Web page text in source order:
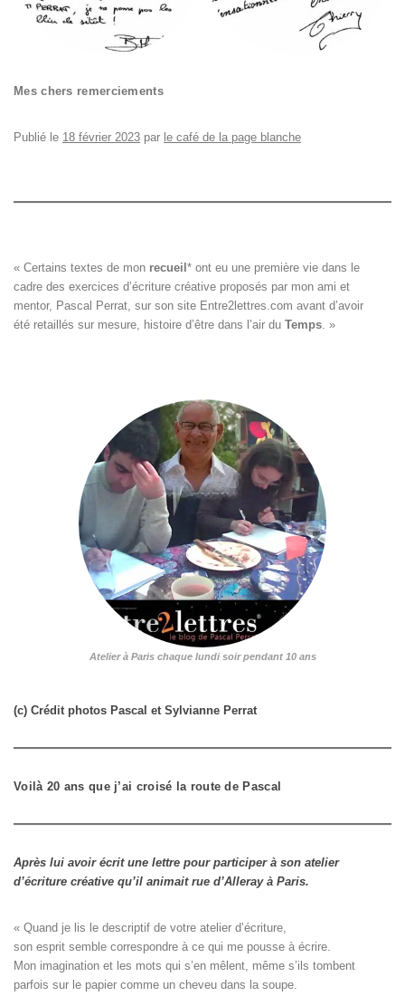
Mes chers remerciements
Publié le 18 février 2023 par le café de la page blanche
« Certains textes de mon recueil * ont eu une première vie dans le
cadre des exercices d’écriture créative proposés par mon ami et
mentor, Pascal Perrat, sur son site Entre2lettres.com avant d’avoir
été retaillés sur mesure, histoire d’être dans l’air du Temps. »
Atelier à Paris chaque lundi soir pendant 10 ans
(c) Crédit photos Pascal et Sylvianne Perrat
Voilà 20 ans que j’ai croisé la route de Pascal
Après lui avoir écrit une lettre pour participer à son atelier
d’écriture créative qu’il animait rue d’Alleray à Paris.
« Quand je lis le descriptif de votre atelier d’écriture,
son esprit semble correspondre à ce qui me pousse à écrire.
Mon imagination et les mots qui s’en mêlent, même s’ils tombent
parfois sur le papier comme un cheveu dans la soupe.